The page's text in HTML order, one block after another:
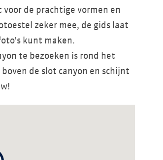
de prachtige vormen en
zeker mee, de gids laat
kunt maken.
te bezoeken is rond het
de slot canyon en schijnt